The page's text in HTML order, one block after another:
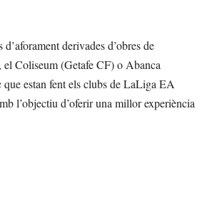
derivades d’obres de
Coliseum (Getafe CF) o Abanca
estan fent els clubs de LaLiga EA
l’objectiu d’oferir una millor experiència